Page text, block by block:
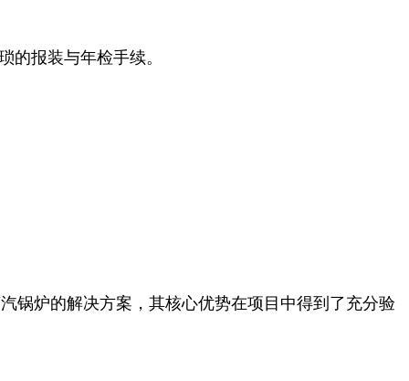
的报装与年检手续。
锅炉的解决方案，其核心优势在项目中得到了充分验